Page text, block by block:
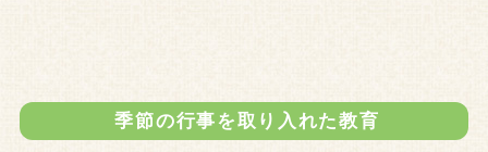
季節の行事を取り入れた教育